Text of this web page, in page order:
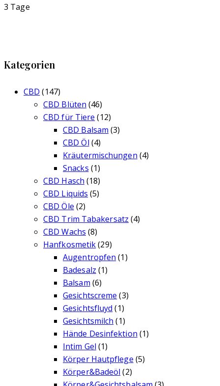
3 Tage
Kategorien
CBD (147)
CBD Blüten (46)
CBD für Tiere (12)
CBD Balsam (3)
CBD Öl (4)
Kräutermischungen (4)
Snacks (1)
CBD Hasch (18)
CBD Liquids (5)
CBD Öle (2)
CBD Trim Tabakersatz (4)
CBD Wachs (8)
Hanfkosmetik(29)
Augentropfen (1)
Badesalz (1)
Balsam (6)
Gesichtscreme (3)
Gesichtsfluyd (1)
Gesichtsmilch (1)
Hände Desinfektion (1)
Intim Gel (1)
Körper Hautpflege (5)
Körper&Badeöl (2)